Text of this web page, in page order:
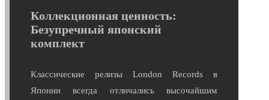
Коллекционная ценность:
Безупречный японский
комплект
Классические релизы London Records в
Японии всегда отличались высочайшим